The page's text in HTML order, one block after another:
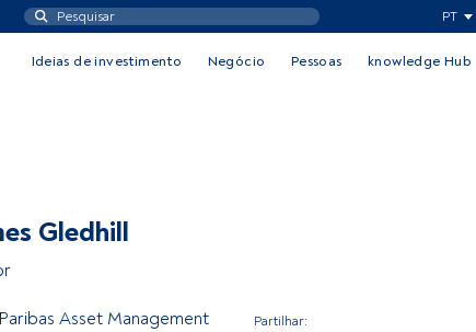
PT
Ideias de investimento Negócio Pessoas knowledge Hub
Gledhill
Asset Management Partilhar: